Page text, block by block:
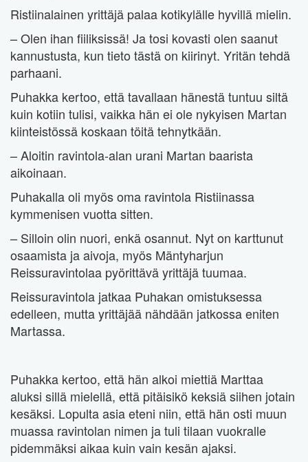
Ristiinalainen yrittäjä palaa kotikylälle hyvillä mielin.
– Olen ihan fiiliksissä! Ja tosi kovasti olen saanut
kannustusta, kun tieto tästä on kiirinyt. Yritän tehdä
parhaani.
Puhakka kertoo, että tavallaan hänestä tuntuu siltä
kuin kotiin tulisi, vaikka hän ei ole nykyisen Martan
kiinteistössä koskaan töitä tehnytkään.
– Aloitin ravintola-alan urani Martan baarista
aikoinaan.
Puhakalla oli myös oma ravintola Ristiinassa
kymmenisen vuotta sitten.
– Silloin olin nuori, enkä osannut. Nyt on karttunut
osaamista ja aivoja, myös Mäntyharjun
Reissuravintolaa pyörittävä yrittäjä tuumaa.
Reissuravintola jatkaa Puhakan omistuksessa
edelleen, mutta yrittäjää nähdään jatkossa eniten
Martassa.
Puhakka kertoo, että hän alkoi miettiä Marttaa
aluksi sillä mielellä, että pitäisikö keksiä siihen jotain
kesäksi. Lopulta asia eteni niin, että hän osti muun
muassa ravintolan nimen ja tuli tilaan vuokralle
pidemmäksi aikaa kuin vain kesän ajaksi.